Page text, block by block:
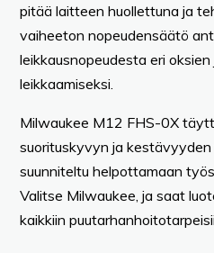
pitää laitteen huollettuna ja
vaiheeton nopeudensäätö
leikkausnopeudesta eri
leikkaamiseksi.
Milwaukee M12 FHS-0X
suorituskyvyn ja
suunniteltu helpottamaan
Valitse Milwaukee, ja saat
kaikkiin